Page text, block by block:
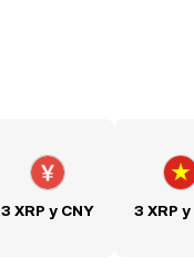
З XRP у CNY З XRP